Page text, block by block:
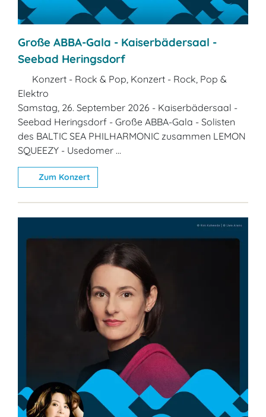
Große ABBA-Gala - Kaiserbädersaal -
Seebad Heringsdorf
Konzert - Rock & Pop, Konzert - Rock, Pop &
Elektro
Samstag, 26. September 2026 - Kaiserbädersaal -
Seebad Heringsdorf - Große ABBA-Gala - Solisten
des BALTIC SEA PHILHARMONIC zusammen LEMON
SQUEEZY - Usedomer ...
Zum Konzert